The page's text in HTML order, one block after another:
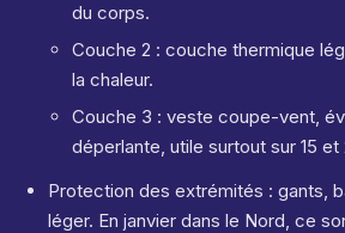
du corps.
Couche 2 : couche thermique
la chaleur.
Couche 3 : veste coupe-vent,
déperlante, utile surtout sur 15 et
Protection des extrémités : gants,
léger. En janvier dans le Nord, ce